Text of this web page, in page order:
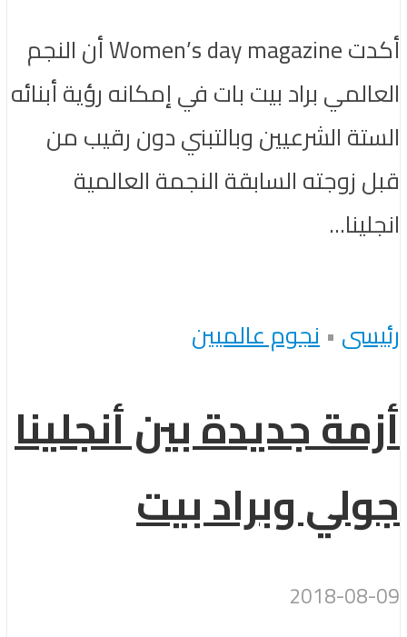
أكدت Women’s day magazine أن النجم
العالمي براد بيت بات في إمكانه رؤية أبنائه
الستة الشرعيين وبالتبني دون رقيب من
قبل زوجته السابقة النجمة العالمية
انجلينا...
رئيسى •نجوم عالميين
أزمة جديدة بين أنجلينا
جولي وبراد بيت
2018-08-09